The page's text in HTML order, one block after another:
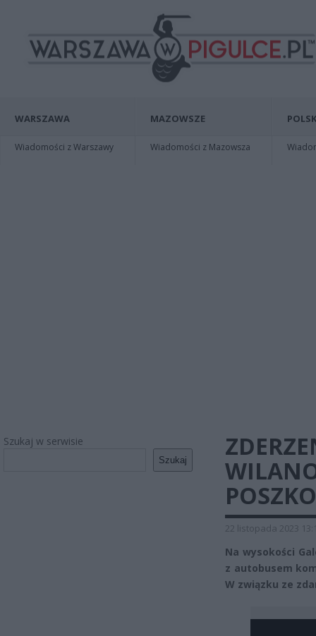
WARSZAWA
Wiadomości z Warszawy
MAZOWSZE
Wiadomości z Mazowsza
Szukaj w serwisie
Szukaj
22 listopada 2023
Na wysokości
z autobusem
W związku ze